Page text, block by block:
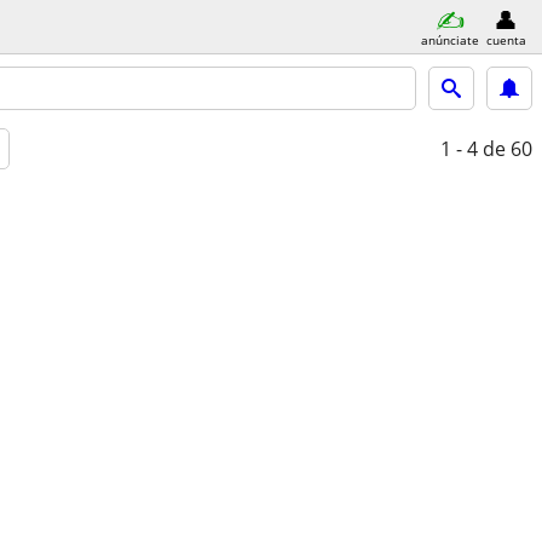
anúnciate cuenta
1 - 4 de 60